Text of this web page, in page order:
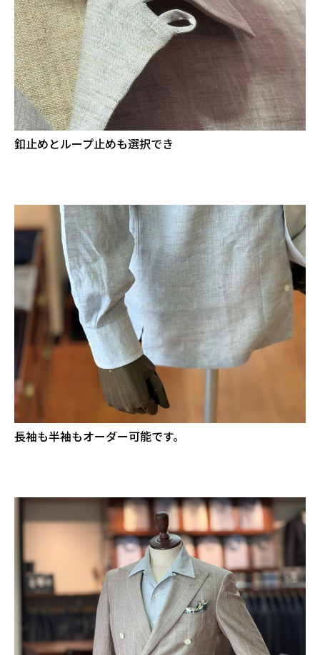
釦止めとループ止めも選択でき
長袖も半袖もオーダー可能です。